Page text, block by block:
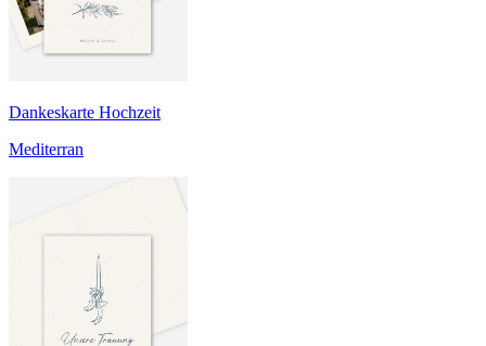
Dankeskarte Hochzeit
Mediterran